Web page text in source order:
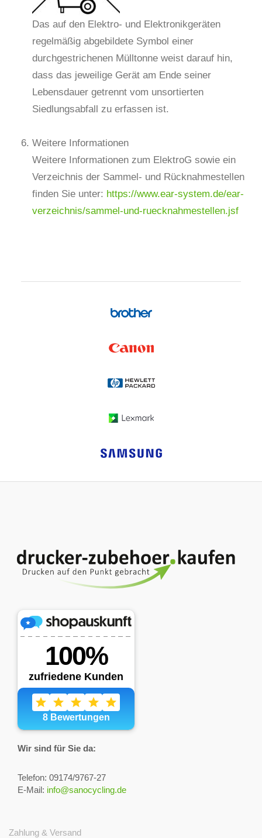
Das auf den Elektro- und Elektronikgeräten
regelmäßig abgebildete Symbol einer
durchgestrichenen Mülltonne weist darauf hin,
dass das jeweilige Gerät am Ende seiner
Lebensdauer getrennt vom unsortierten
Siedlungsabfall zu erfassen ist.
Weitere Informationen
Weitere Informationen zum ElektroG sowie ein
Verzeichnis der Sammel- und Rücknahmestellen
finden Sie unter: https://www.ear-system.de/ear-
verzeichnis/sammel-und-ruecknahmestellen.jsf
Wir sind für Sie da:
Telefon: 09174/9767-27
E-Mail: info@sanocycling.de
Zahlung & Versand